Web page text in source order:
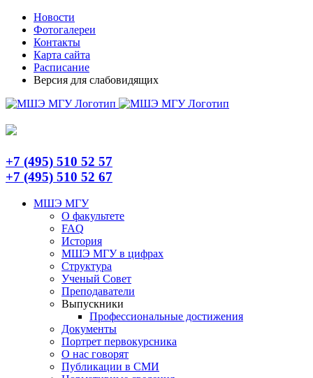
Skip
content
TelegramНовости
Фотогалереи
Контакты
Карта сайта
Расписание
Версия для слабовидящих
+7 (495) 510 52 57
+7 (495) 510 52 67
МШЭ МГУ
О факультете
FAQ
История
МШЭ МГУ в цифрах
Структура
Ученый Совет
Преподаватели
Выпускники
Профессиональные достижения
Документы
Портрет первокурсника
О нас говорят
Публикации в СМИ